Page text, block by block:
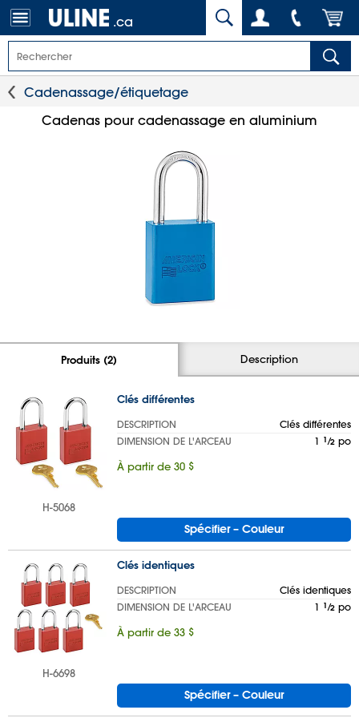
.ca
Cadenassage/étiquetage
Cadenas pour cadenassage en aluminium
Produits (2) Description
H-5068
Clés différentes
DESCRIPTION
Clés différentes
DIMENSION DE L'ARCEAU
1 1 ⁄2 po
À partir de 30 $
Spécifier – Couleur
H-6698
Clés identiques
DESCRIPTION
Clés identiques
DIMENSION DE L'ARCEAU
1 1 ⁄2 po
À partir de 33 $
Spécifier – Couleur